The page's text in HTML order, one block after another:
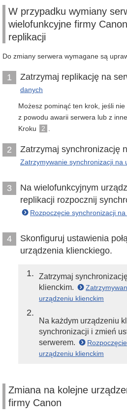
W przypadku wymiany
wielofunkcyjne firmy
replikacji
Do zmiany serwera wymagane są
1 Zatrzymaj replikację na
danych
Możesz pominąć ten krok, jeśli
z powodu awarii serwera lub z
Kroku
2
2 Zatrzymaj synchronizację
Zatrzymywanie synchronizacji na
3
Na wielofunkcyjnym
replikacji rozpocznij
Rozpoczęcie synchronizacji
4
Skonfiguruj ustawienia
urządzenia klienckiego.
1
Zatrzymaj
klienckim.
urządzeniu klienckim
2
Na każdym urządzeniu
synchronizacji i zmień
serwerem.
urządzeniu klienckim
Zmiana na kolejne
firmy Canon